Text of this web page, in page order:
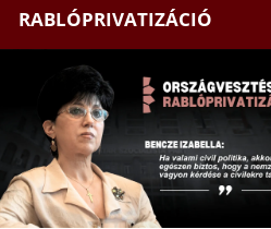
RABLÓPRIVATIZÁCIÓ